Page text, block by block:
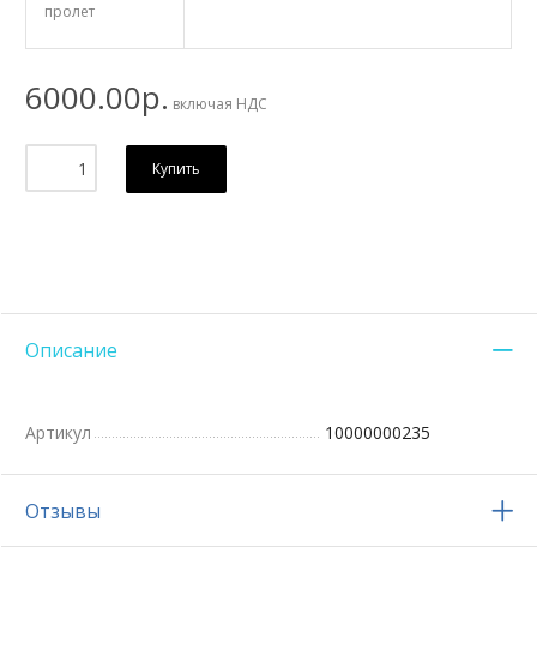
пролет
6000.00р. включая НДС
Купить
Описание
Артикул 10000000235
Отзывы